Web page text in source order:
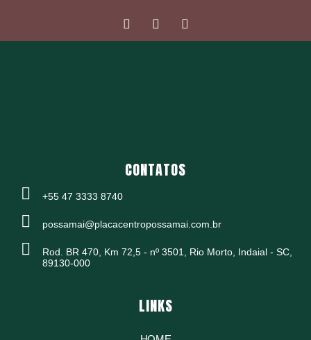
CONTATOS
+55 47 3333 8740
possamai@placacentropossamai.com.br
Rod. BR 470, Km 72,5 - nº 3501, Rio Morto, Indaial - SC,
89130-000
LINKS